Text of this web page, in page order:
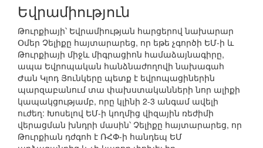
Եվրամիություն
Թուրքիայի՝ Եվրամիության հարցերով նախարար
Օմեր Չելիքը հայտարարեց, որ եթե չգործի ԵՄ-ի և
Թուրքիայի միջև միգրացիոն համաձայնագիրը,
ապա Եվրոպական հանձնաժողովի նախագահ
Ժան Կլոդ Յունկերը պետք է եվրոպացիներին
պարզաբանում տա փախստականների նոր ալիքի
կապակցությամբ, որը կլինի 2-3 անգամ ավելի
ուժեղ: Խոսելով ԵՄ-ի կողմից վիզային ռեժիմի
վերացման խնդրի մասին՝ Չելիքը հայտարարեց, որ
Թուրքիան դժգոհ է ՌՀՓ-ի հանդեպ ԵՄ